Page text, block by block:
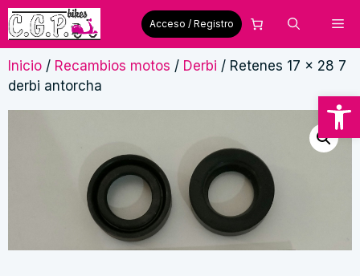
Abrir
Saltar
al
contenido
Acceso / Registro
Inicio / Recambios motos / Derbi / Retenes 17 x 28 7
derbi antorcha